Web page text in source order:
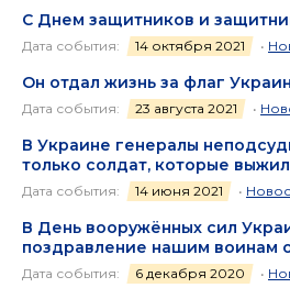
С Днем защитников и
Дата события: 14 октября 2021 •
Он отдал жизнь за флаг
Дата события: 23 августа 2021 •
В Украине генералы
только солдат, которые
Дата события: 14 июня 2021 •
В День вооружённых сил
поздравление нашим воинам
Дата события: 6 декабря 2020 •